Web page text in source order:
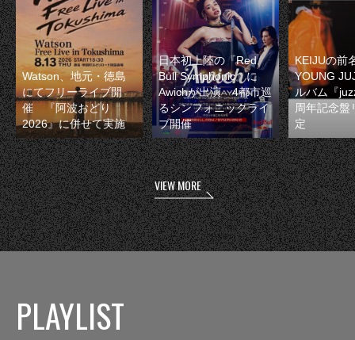
Watson、地元・徳島
にてフリーライブ開
催 『阿波おどり
2026』に併せて実施
日本初上陸の『Red
Bull Symphonic』に
Awichが出演 4都市巡
るシンフォニックライ
ブ開催
KEIJUの前
YOUNG
ルバム『
周年記念盤
定
VIEW MORE
PLAYLIST